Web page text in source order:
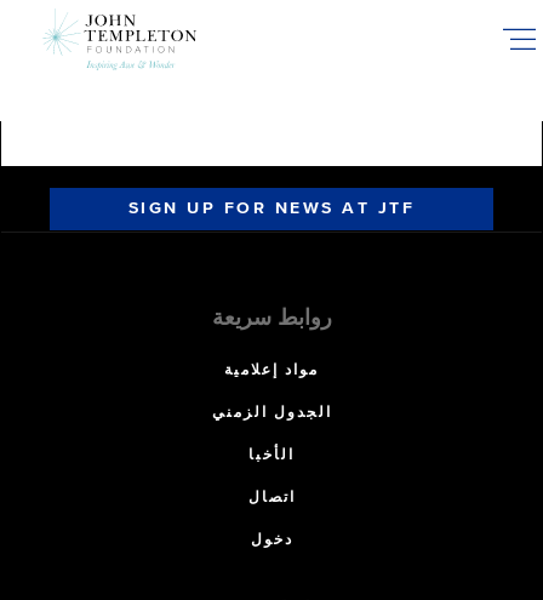
SIGN UP FOR NEWS AT JTF
روابط سريعة
مواد إعلامية
الجدول الزمني
الأخبا
اتصال
دخول